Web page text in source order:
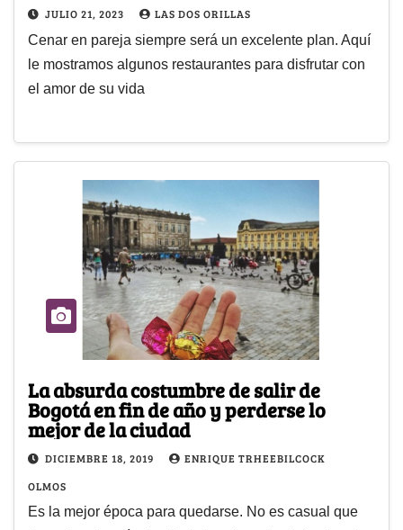
JULIO 21, 2023 LAS DOS ORILLAS
Cenar en pareja siempre será un excelente plan. Aquí
le mostramos algunos restaurantes para disfrutar con
el amor de su vida
La absurda costumbre de salir de
Bogotá en fin de año y perderse lo
mejor de la ciudad
DICIEMBRE 18, 2019
ENRIQUE TRHEEBILCOCK
OLMOS
Es la mejor época para quedarse. No es casual que